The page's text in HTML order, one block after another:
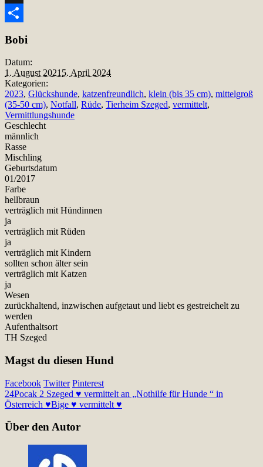
Snapchat
Bobi
Datum:
1. August 2021 5. April 2024
Kategorien:
2023, Glückshunde, katzenfreundlich, klein (bis 35 cm), mittelgroß
(35-50 cm), Notfall, Rüde, Tierheim Szeged, vermittelt,
Vermittlungshunde
Geschlecht
männlich
Rasse
Mischling
Geburtsdatum
01/2017
Farbe
hellbraun
verträglich mit Hündinnen
ja
verträglich mit Rüden
ja
verträglich mit Kindern
sollten schon älter sein
verträglich mit Katzen
ja
Wesen
zurückhaltend, inzwischen aufgetaut und liebt es gestreichelt zu
werden
Aufenthaltsort
TH Szeged
Magst du diesen Hund
Facebook Twitter Pinterest
24Pocak 2 Szeged ♥ vermittelt an „Nothilfe für Hunde “ in
Österreich ♥Bige ♥ vermittelt ♥
Über den Autor